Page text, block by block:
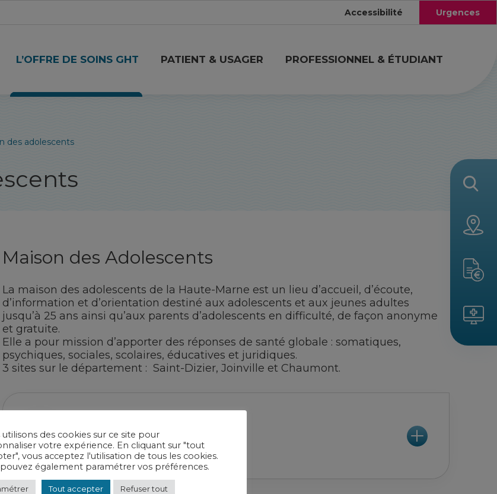
Accessibilité Urgences
L’OFFRE DE SOINS GHT PATIENT & USAGER PROFESSIONNEL & ÉTUDIANT
des adolescents
Maison des Adolescents
La maison des adolescents de la Haute-Marne est un lieu d’accueil, d’écoute,
d’information et d’orientation destiné aux adolescents et aux jeunes adultes
jusqu’à 25 ans ainsi qu’aux parents d’adolescents en difficulté, de façon anonyme
et gratuite.
Elle a pour mission d’apporter des réponses de santé globale : somatiques,
psychiques, sociales, scolaires, éducatives et juridiques.
3 sites sur le département : Saint-Dizier, Joinville et Chaumont.
Maison des adolescents
CH de Saint-Dizier
utilisons des cookies sur ce site pour
votre expérience. En cliquant sur "tout
vous acceptez l'utilisation de tous les cookies.
également paramétrer vos préférences.
Tout accepter Refuser tout